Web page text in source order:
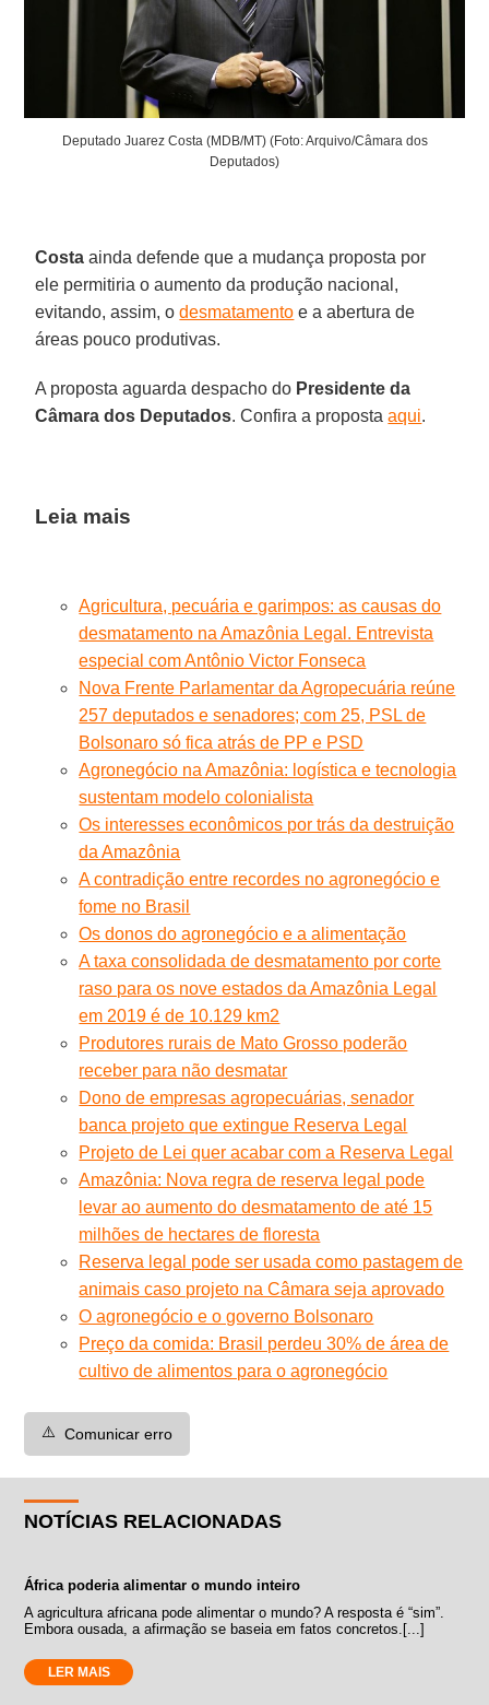
Deputado Juarez Costa (MDB/MT) (Foto: Arquivo/Câmara dos
Deputados)
Costa ainda defende que a mudança proposta por
ele permitiria o aumento da produção nacional,
evitando, assim, odesmatamento e a abertura de
áreas pouco produtivas.
A proposta aguarda despacho do Presidente da
Câmara dos Deputados. Confira a propostaaqui.
Leia mais
Agricultura, pecuária e garimpos: as causas do
desmatamento na Amazônia Legal. Entrevista
especial com Antônio Victor Fonseca
Nova Frente Parlamentar da Agropecuária reúne
257 deputados e senadores; com 25, PSL de
Bolsonaro só fica atrás de PP e PSD
Agronegócio na Amazônia: logística e tecnologia
sustentam modelo colonialista
Os interesses econômicos por trás da destruição
da Amazônia
A contradição entre recordes no agronegócio e
fome no Brasil
Os donos do agronegócio e a alimentação
A taxa consolidada de desmatamento por corte
raso para os nove estados da Amazônia Legal
em 2019 é de 10.129 km2
Produtores rurais de Mato Grosso poderão
receber para não desmatar
Dono de empresas agropecuárias, senador
banca projeto que extingue Reserva Legal
Projeto de Lei quer acabar com a Reserva Legal
Amazônia: Nova regra de reserva legal pode
levar ao aumento do desmatamento de até 15
milhões de hectares de floresta
Reserva legal pode ser usada como pastagem de
animais caso projeto na Câmara seja aprovado
O agronegócio e o governo Bolsonaro
Preço da comida: Brasil perdeu 30% de área de
cultivo de alimentos para o agronegócio
⚠️ Comunicar erro
NOTÍCIAS RELACIONADAS
África poderia alimentar o mundo inteiro
A agricultura africana pode alimentar o mundo? A resposta é “sim”.
Embora ousada, a afirmação se baseia em fatos concretos.[...]
LER MAIS